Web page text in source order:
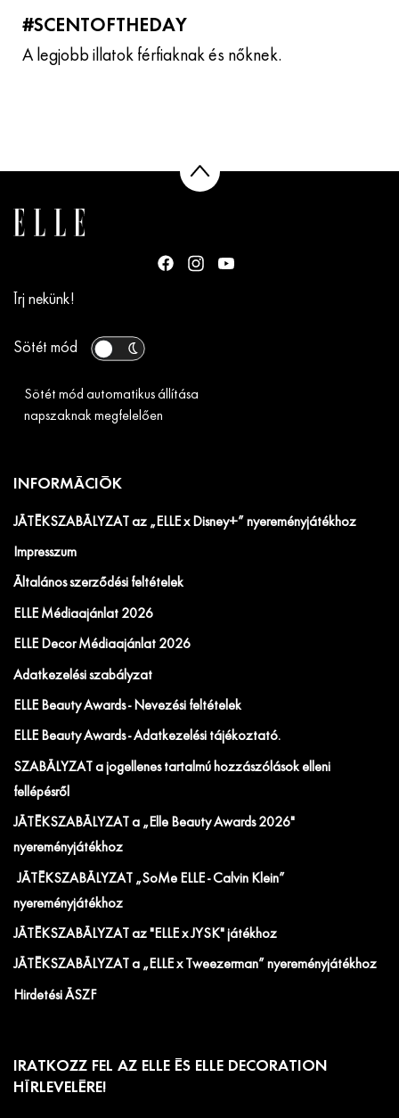
#SCENTOFTHEDAY
A legjobb illatok férfiaknak és nőknek.
Írj nekünk!
Sötét mód
Sötét mód automatikus állítása
napszaknak megfelelően
INFORMÁCIÓK
JÁTÉKSZABÁLYZAT az „ELLE x Disney+” nyereményjátékhoz
Impresszum
Általános szerződési feltételek
ELLE Médiaajánlat 2026
ELLE Decor Médiaajánlat 2026
Adatkezelési szabályzat
ELLE Beauty Awards - Nevezési feltételek
ELLE Beauty Awards - Adatkezelési tájékoztató.
SZABÁLYZAT a jogellenes tartalmú hozzászólások elleni
fellépésről
JÁTÉKSZABÁLYZAT a „Elle Beauty Awards 2026"
nyereményjátékhoz
JÁTÉKSZABÁLYZAT „SoMe ELLE - Calvin Klein”
nyereményjátékhoz
JÁTÉKSZABÁLYZAT az "ELLE x JYSK" játékhoz
JÁTÉKSZABÁLYZAT a „ELLE x Tweezerman” nyereményjátékhoz
Hirdetési ÁSZF
IRATKOZZ FEL AZ ELLE ÉS ELLE DECORATION
HÍRLEVELÉRE!